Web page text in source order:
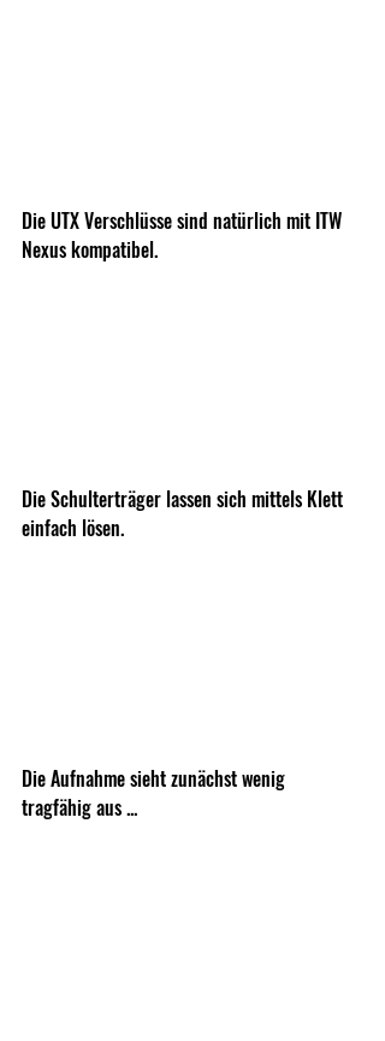
Die UTX Verschlüsse sind natürlich mit ITW
Nexus kompatibel.
Die Schulterträger lassen sich mittels Klett
einfach lösen.
Die Aufnahme sieht zunächst wenig
tragfähig aus ...